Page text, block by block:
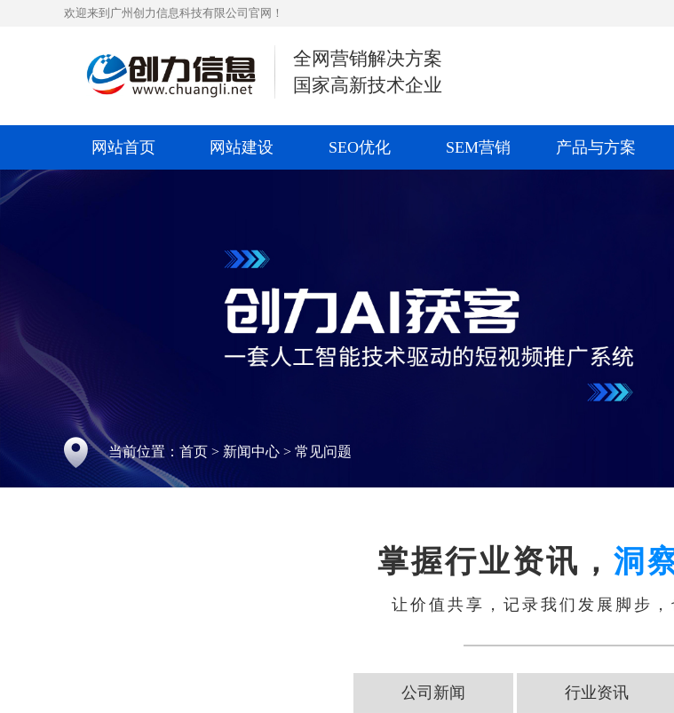
欢迎来到广州创力信息科技有限公司官网！
全网营销解决方案
国家高新技术企业
网站首页 网站建设 SEO优化 SEM营销 产品与方案
当前位置： 首页 > 新闻中心 > 常见问题
掌握行业资讯， 洞
让价值共享，记录我们发展脚步
公司新闻 行业资讯